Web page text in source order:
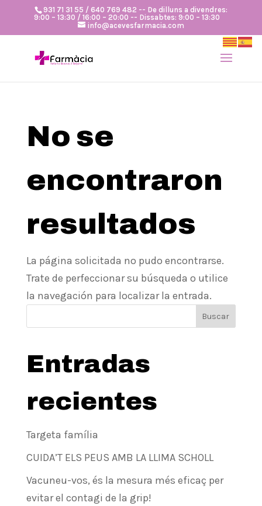
931 71 31 55 / 640 769 482 -- De dilluns a divendres:
9:00 – 13:30 / 16:00 – 20:00 -- Dissabtes: 9:00 – 13:30
info@acevesfarmacia.com
No se
encontraron
resultados
La página solicitada no pudo encontrarse.
Trate de perfeccionar su búsqueda o utilice
la navegación para localizar la entrada.
Buscar
Entradas
recientes
Targeta família
CUIDA’T ELS PEUS AMB LA LLIMA SCHOLL
Vacuneu-vos, és la mesura més eficaç per
evitar el contagi de la grip!